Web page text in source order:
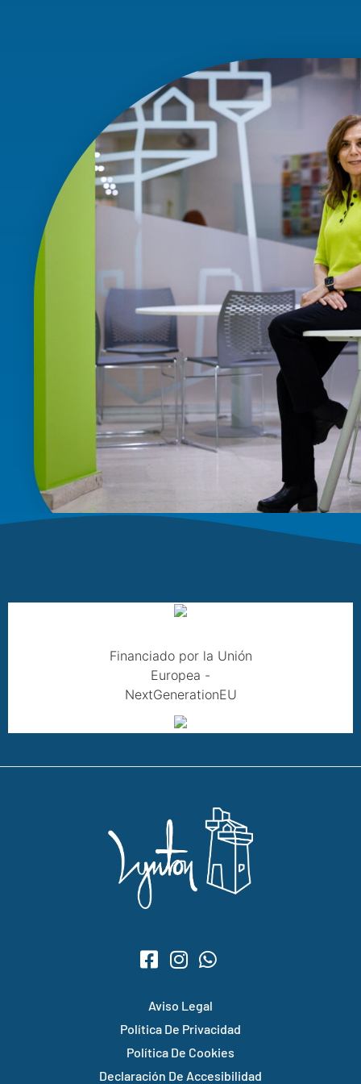
Financiado por la Unión
Europea -
NextGenerationEU
Aviso Legal
Política De Privacidad
Política De Cookies
Declaración De Accesibilidad